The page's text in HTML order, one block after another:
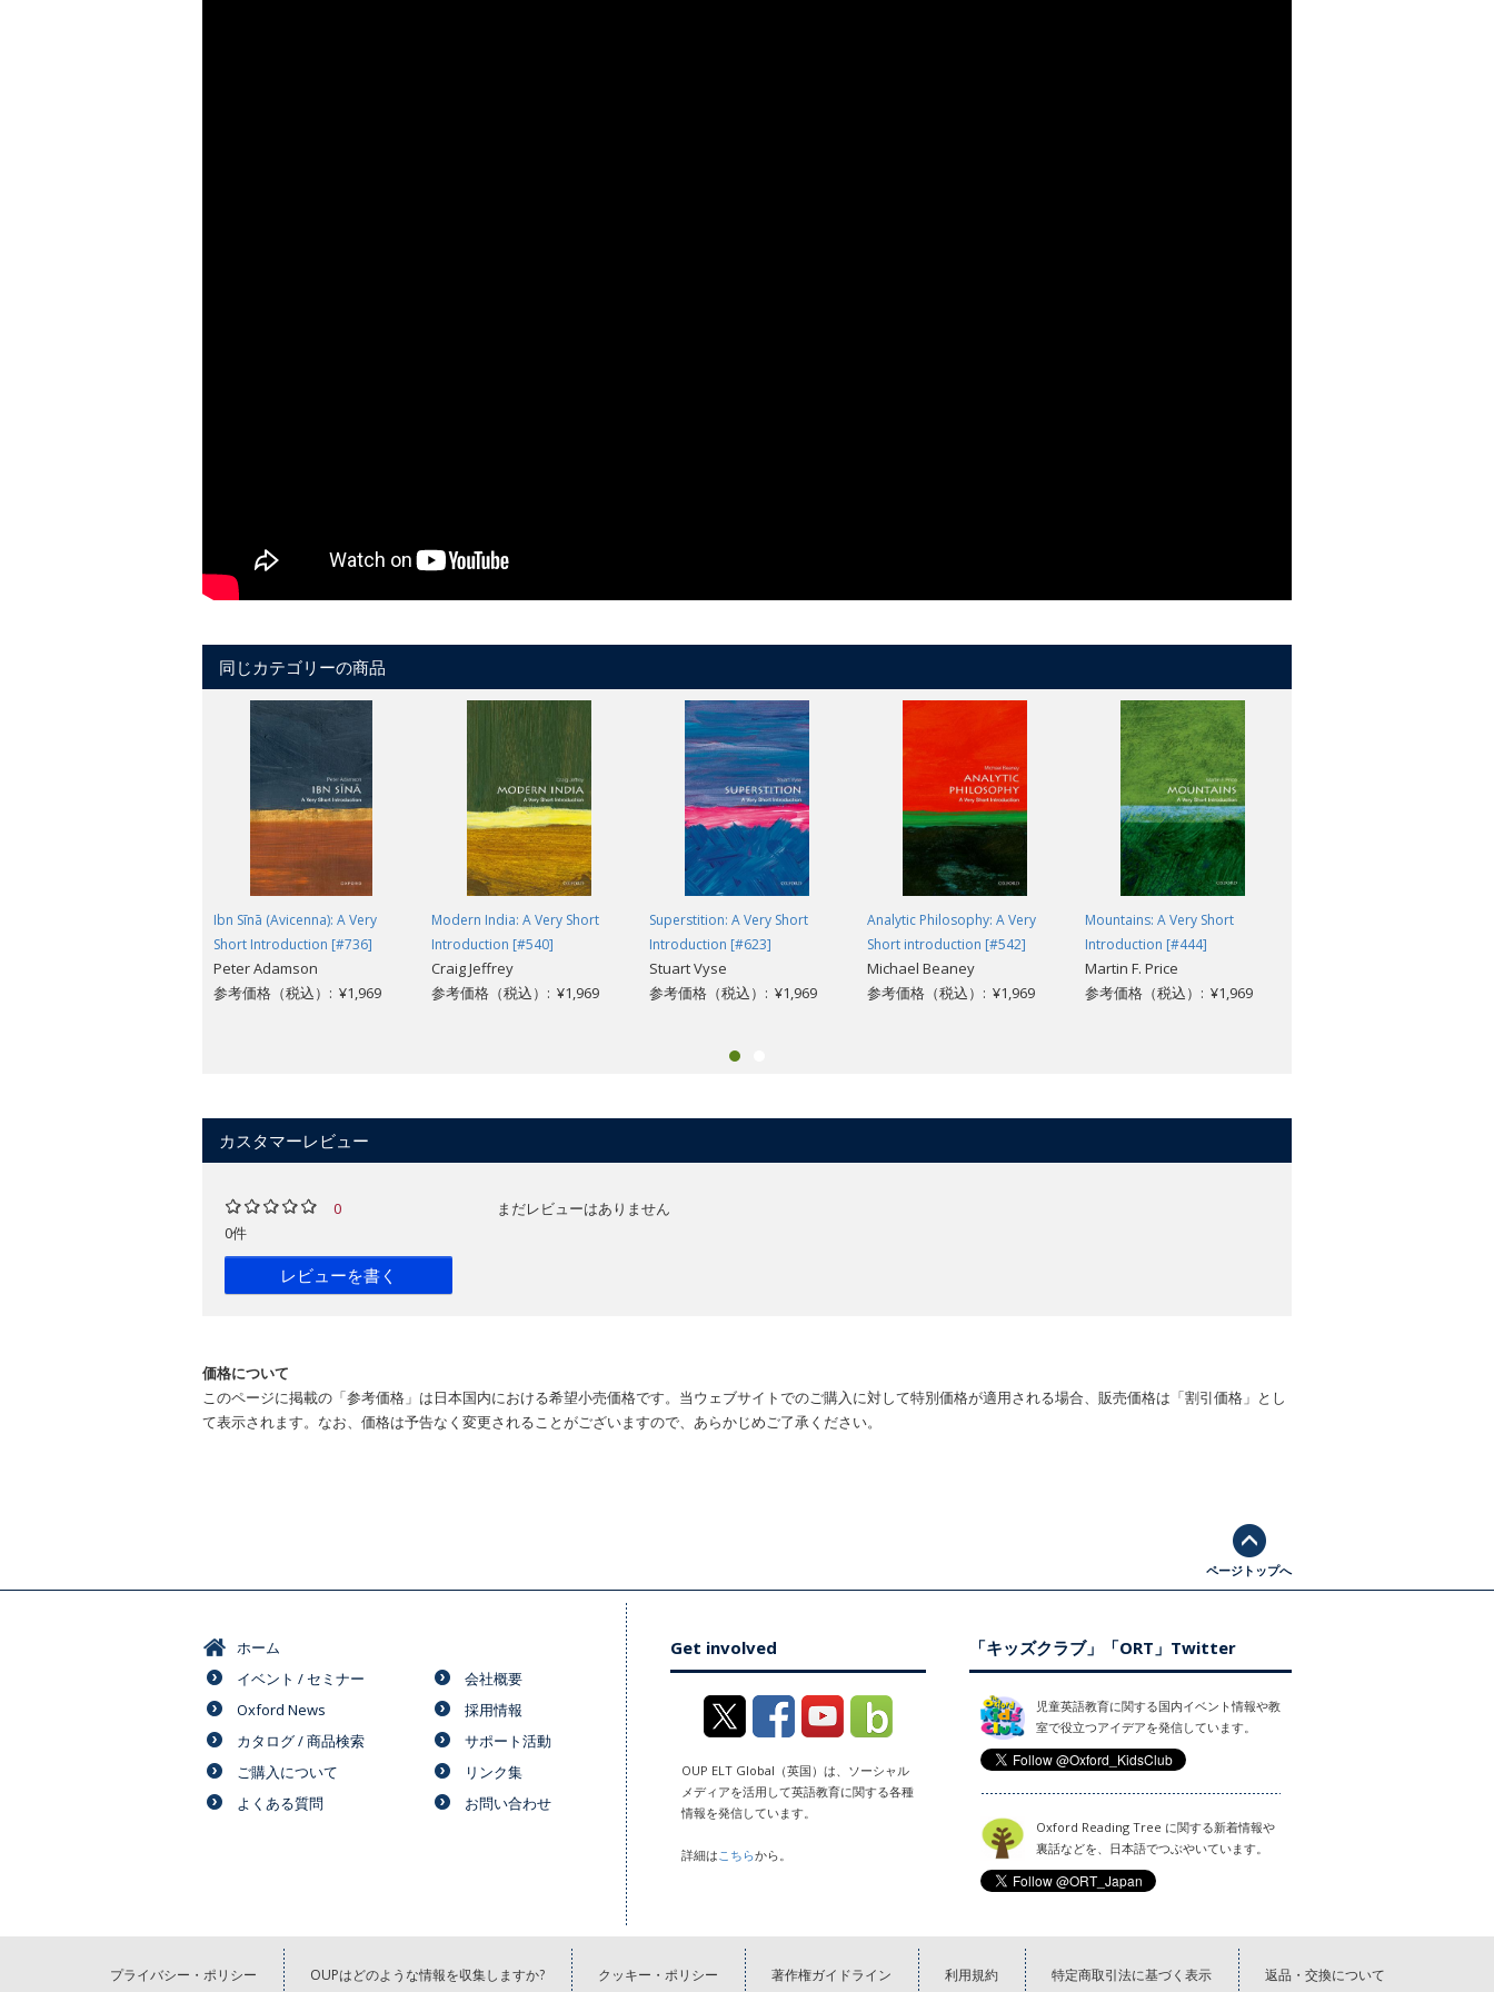
同じカテゴリーの商品
Ibn Sīnā (Avicenna): A Very
Short Introduction [#736]
Peter Adamson
参考価格（税込）: ¥1,969
Modern India: A Very Short
Introduction [#540]
Craig Jeffrey
参考価格（税込）: ¥1,969
Superstition: A Very Short
Introduction [#623]
Stuart Vyse
参考価格（税込）: ¥1,969
Analytic Philosophy: A Very
Short introduction [#542]
Michael Beaney
参考価格（税込）: ¥1,969
Mountains: A Very Short
Introduction [#444]
Martin F. Price
参考価格（税込）: ¥1,969
カスタマーレビュー
0
0件
レビューを書く
まだレビューはありません
価格について
このページに掲載の「参考価格」は日本国内における希望小売価格です。当ウェブサイトでのご購入に対して特別価格が適用される場合、販売価格は「割引価格」とし
て表示されます。なお、価格は予告なく変更されることがございますので、あらかじめご了承ください。
ページトップへ
ホーム
イベント / セミナー
Oxford News
カタログ / 商品検索
ご購入について
よくある質問
会社概要
採用情報
サポート活動
リンク集
お問い合わせ
Get involved
OUP ELT Global（英国）は、ソーシャル
メディアを活用して英語教育に関する各種
情報を発信しています。
詳細は こちらから。
「キッズクラブ」「ORT」Twitter
児童英語教育に関する国内イベント情報や教
室で役立つアイデアを発信しています。
Oxford Reading Tree に関する新着情報や
裏話などを、日本語でつぶやいています。
プライバシー・ポリシー OUPはどのような情報を収集しますか? クッキー・ポリシー 著作権ガイドライン 利用規約 特定商取引法に基づく表示 返品・交換について